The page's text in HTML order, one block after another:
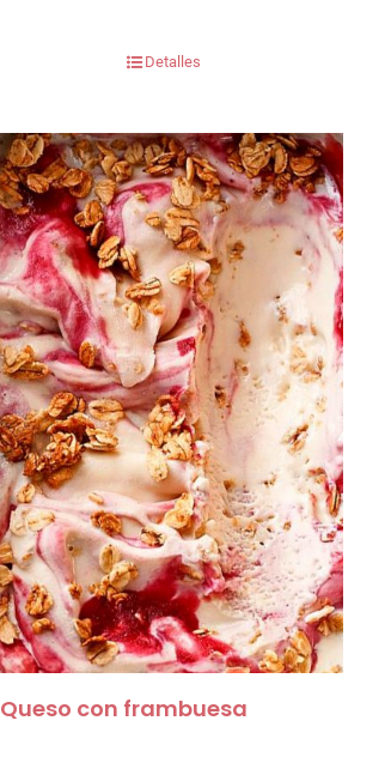
Detalles
Queso con frambuesa